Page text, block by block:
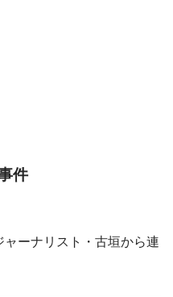
件
ーナリスト・古垣から連